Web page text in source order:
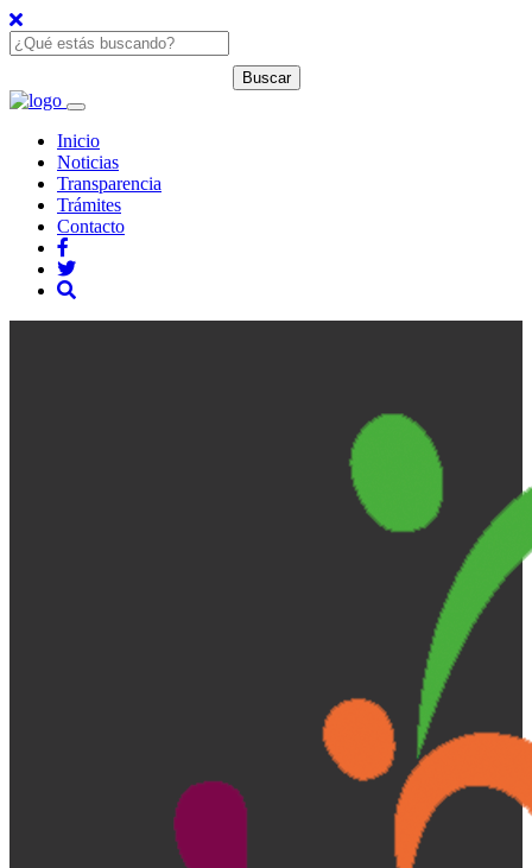
Inicio
Noticias
Transparencia
Trámites
Contacto